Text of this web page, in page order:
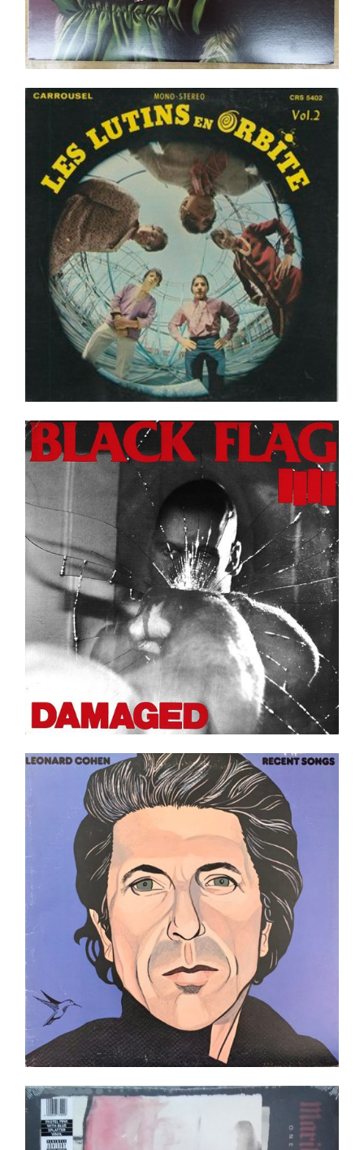
Les Lutins – Les Lutins En Orbite – Vol.2 LP _ Orig.
Can. 1968
Ajouter au panier Détails
Black Flag – Damaged LP _ Neuf / New
Ajouter au panier Détails
Leonard Cohen – Recent Songs LP
Ajouter au panier
Marilyn Manson – One Assassination Under God
LP _ NEUF/NEW